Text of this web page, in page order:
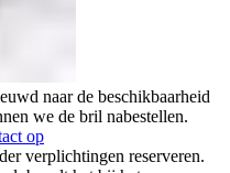
naar de beschikbaarheid
we de bril nabestellen.
op
verplichtingen reserveren.